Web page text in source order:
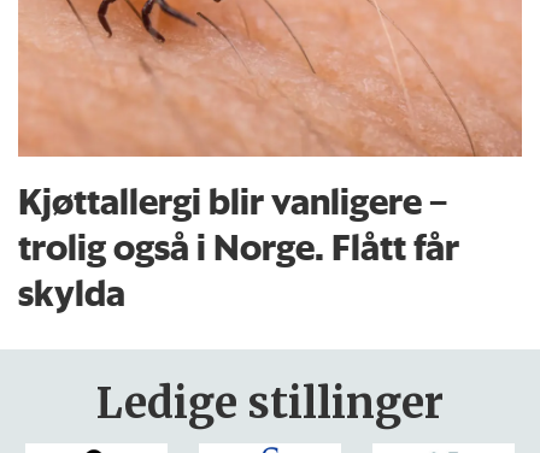
Kjøttallergi blir vanligere –
trolig også i Norge. Flått får
skylda
Ledige stillinger